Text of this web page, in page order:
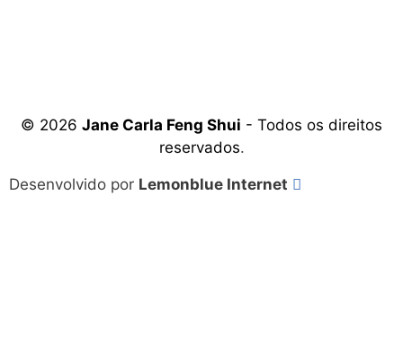
© 2026 Jane Carla Feng Shui - Todos os direitos
reservados.
Desenvolvido por Lemonblue Internet